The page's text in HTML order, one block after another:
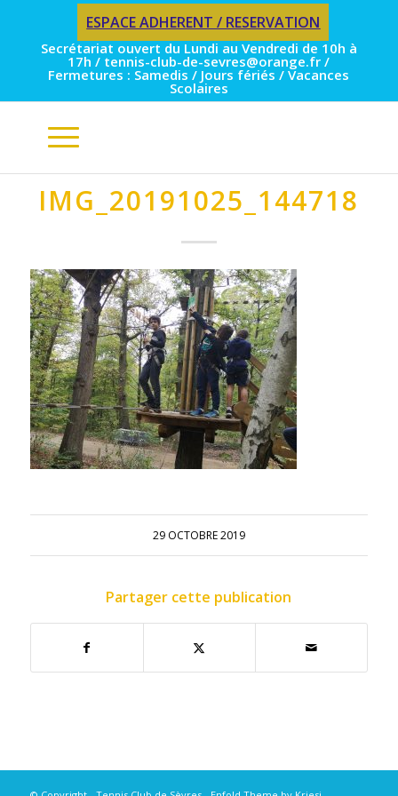
ESPACE ADHERENT / RESERVATION
Secrétariat ouvert du Lundi au Vendredi de 10h à
17h / tennis-club-de-sevres@orange.fr /
Fermetures : Samedis / Jours fériés / Vacances
Scolaires
IMG_20191025_144718
29 OCTOBRE 2019
Partager cette publication